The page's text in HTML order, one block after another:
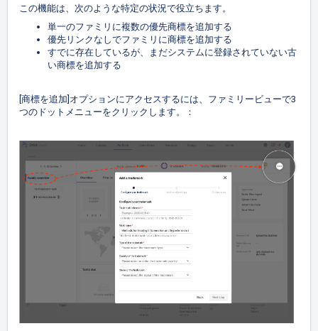
この機能は、次のような特定の状況で役立ちます。
単一のファミリに複数の優先商標を追加する
優先リンクなしでファミリに商標を追加する
すでに存在しているが、まだシステムに登録されていない古
い商標を追加する
[商標を追加]オプションにアクセスするには、ファミリービューで3
つのドットメニューをクリックします。：